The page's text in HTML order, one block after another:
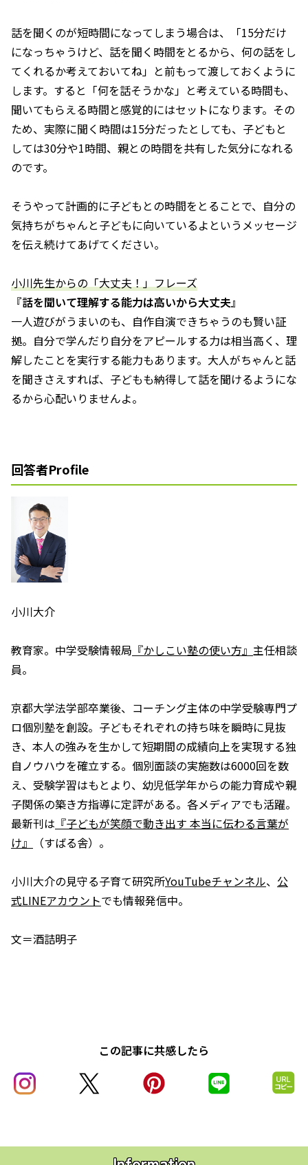
話を聞くのが短時間になってしまう場合は、「15分だけ
になっちゃうけど、話を聞く時間をとるから、何の話をし
てくれるか考えておいてね」と前もって渡しておくように
します。すると「何を話そうかな」と考えている時間も、
聞いてもらえる時間と感覚的にはセットになります。その
ため、実際に聞く時間は15分だったとしても、子どもと
しては30分や1時間、親との時間を共有した気分になれる
のです。
そうやって計画的に子どもとの時間をとることで、自分の
気持ちがちゃんと子どもに向いているよというメッセージ
を伝え続けてあげてください。
小川先生からの「大丈夫！」フレーズ
『話を聞いて理解する能力は高いから大丈夫』
一人遊びがうまいのも、自作自演できちゃうのも賢い証
拠。自分で学んだり自分をアピールする力は相当高く、理
解したことを実行する能力もあります。大人がちゃんと話
を聞きさえすれば、子どもも納得して話を聞けるようにな
るから心配いりませんよ。
回答者Profile
小川大介
教育家。中学受験情報局 『かしこい塾の使い方』 主任相談
員。
京都大学法学部卒業後、コーチング主体の中学受験専門プ
ロ個別塾を創設。子どもそれぞれの持ち味を瞬時に見抜
き、本人の強みを生かして短期間の成績向上を実現する独
自ノウハウを確立する。個別面談の実施数は6000回を数
え、受験学習はもとより、幼児低学年からの能力育成や親
子関係の築き方指導に定評がある。各メディアでも活躍。
最新刊は 『子どもが笑顔で動き出す 本当に伝わる言葉が
け』
（すばる舎）。
小川大介の見守る子育て研究所YouTubeチャンネル、 公
式LINEアカウントでも情報発信中。
文＝酒詰明子
この記事に共感したら